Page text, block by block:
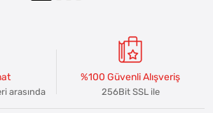
arasında
%100 Güvenli Alışveriş
256Bit SSL ile